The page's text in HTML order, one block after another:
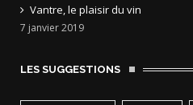
Vantre, le plaisir du vin
7 janvier 2019
LES SUGGESTIONS